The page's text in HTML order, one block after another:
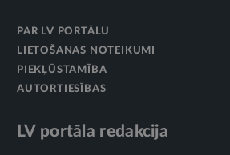
PAR LV PORTĀLU
LIETOŠANAS NOTEIKUMI
PIEKĻŪSTAMĪBA
AUTORTIESĪBAS
LV portāla redakcija